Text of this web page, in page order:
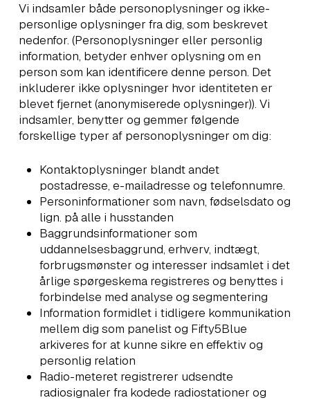
Vi indsamler både personoplysninger og ikke-
personlige oplysninger fra dig, som beskrevet
nedenfor. (Personoplysninger eller personlig
information, betyder enhver oplysning om en
person som kan identificere denne person. Det
inkluderer ikke oplysninger hvor identiteten er
blevet fjernet (anonymiserede oplysninger)). Vi
indsamler, benytter og gemmer følgende
forskellige typer af personoplysninger om dig:
Kontaktoplysninger blandt andet
postadresse, e-mailadresse og telefonnumre.
Personinformationer som navn, fødselsdato og
lign. på alle i husstanden
Baggrundsinformationer som
uddannelsesbaggrund, erhverv, indtægt,
forbrugsmønster og interesser indsamlet i det
årlige spørgeskema registreres og benyttes i
forbindelse med analyse og segmentering
Information formidlet i tidligere kommunikation
mellem dig som panelist og Fifty5Blue
arkiveres for at kunne sikre en effektiv og
personlig relation
Radio-meteret registrerer udsendte
radiosignaler fra kodede radiostationer og